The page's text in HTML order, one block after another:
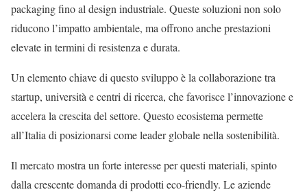
packaging fino al design industriale. Queste soluzioni non solo
riducono l’impatto ambientale, ma offrono anche prestazioni
elevate in termini di resistenza e durata.
Un elemento chiave di questo sviluppo è la collaborazione tra
startup, università e centri di ricerca, che favorisce l’innovazione e
accelera la crescita del settore. Questo ecosistema permette
all’Italia di posizionarsi come leader globale nella sostenibilità.
Il mercato mostra un forte interesse per questi materiali, spinto
dalla crescente domanda di prodotti eco-friendly. Le aziende